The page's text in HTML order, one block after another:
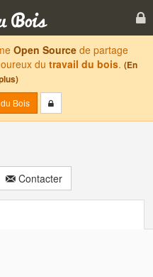
Open Sourcede partage
du travail du bois. (En
Bois
Contacter